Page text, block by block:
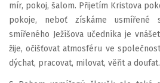
mír, pokoj, šalom. Přijetím Kristova
pokoje, neboť získáme usmířené
smířeného Ježíšova učedníka je
žije, očišťovat atmosféru ve
dýchat, pracovat, milovat, věřit a doufat.